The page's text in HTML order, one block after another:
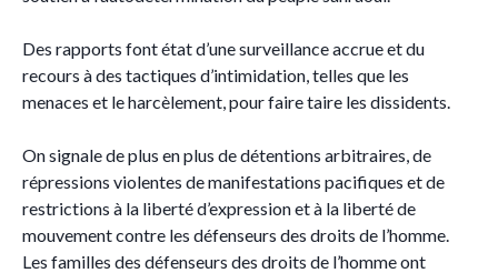
Des rapports font état d’une surveillance accrue et du
recours à des tactiques d’intimidation, telles que les
menaces et le harcèlement, pour faire taire les dissidents.
On signale de plus en plus de détentions arbitraires, de
répressions violentes de manifestations pacifiques et de
restrictions à la liberté d’expression et à la liberté de
mouvement contre les défenseurs des droits de l’homme.
Les familles des défenseurs des droits de l’homme ont